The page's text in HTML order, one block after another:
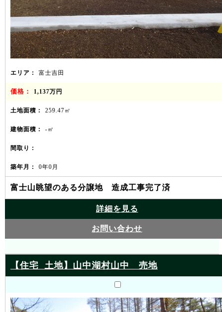
エリア： 富士吉田
価格： 1,137万円
土地面積： 259.47㎡
建物面積： -㎡
間取り：
築年月： 0年0月
富士山眺望のある分譲地 造成工事完了済
詳細を見る
お問い合わせ
【住宅 土地】山中湖村山中 売地